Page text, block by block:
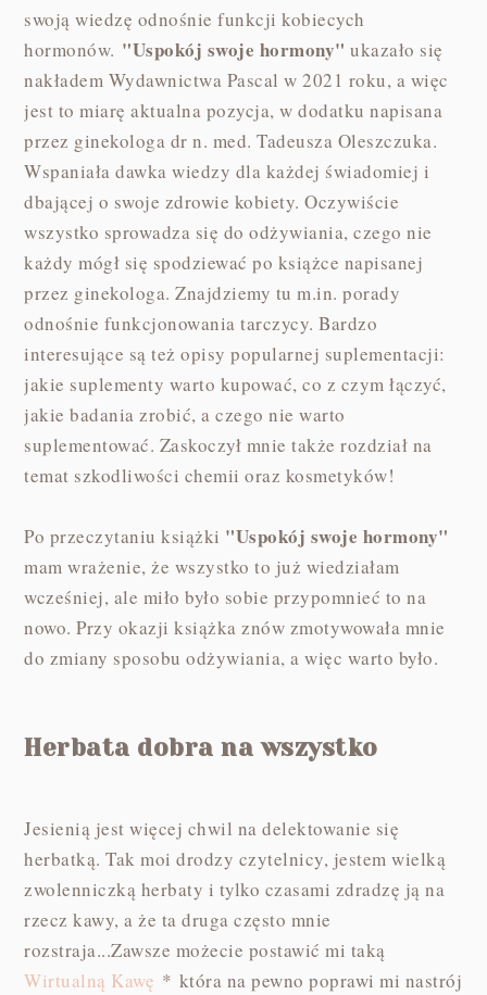
swoją wiedzę odnośnie funkcji kobiecych
hormonów. "Uspokój swoje hormony" ukazało się
nakładem Wydawnictwa Pascal w 2021 roku, a więc
jest to miarę aktualna pozycja, w dodatku napisana
przez ginekologa dr n. med. Tadeusza Oleszczuka.
Wspaniała dawka wiedzy dla każdej świadomiej i
dbającej o swoje zdrowie kobiety. Oczywiście
wszystko sprowadza się do odżywiania, czego nie
każdy mógł się spodziewać po książce napisanej
przez ginekologa. Znajdziemy tu m.in. porady
odnośnie funkcjonowania tarczycy. Bardzo
interesujące są też opisy popularnej suplementacji:
jakie suplementy warto kupować, co z czym łączyć,
jakie badania zrobić, a czego nie warto
suplementować. Zaskoczył mnie także rozdział na
temat szkodliwości chemii oraz kosmetyków!
Po przeczytaniu książki "Uspokój swoje hormony"
mam wrażenie, że wszystko to już wiedziałam
wcześniej, ale miło było sobie przypomnieć to na
nowo. Przy okazji książka znów zmotywowała mnie
do zmiany sposobu odżywiania, a więc warto było.
Herbata dobra na wszystko
Jesienią jest więcej chwil na delektowanie się
herbatką. Tak moi drodzy czytelnicy, jestem wielką
zwolenniczką herbaty i tylko czasami zdradzę ją na
rzecz kawy, a że ta druga często mnie
rozstraja...Zawsze możecie postawić mi taką
Wirtualną Kawę * która na pewno poprawi mi nastrój